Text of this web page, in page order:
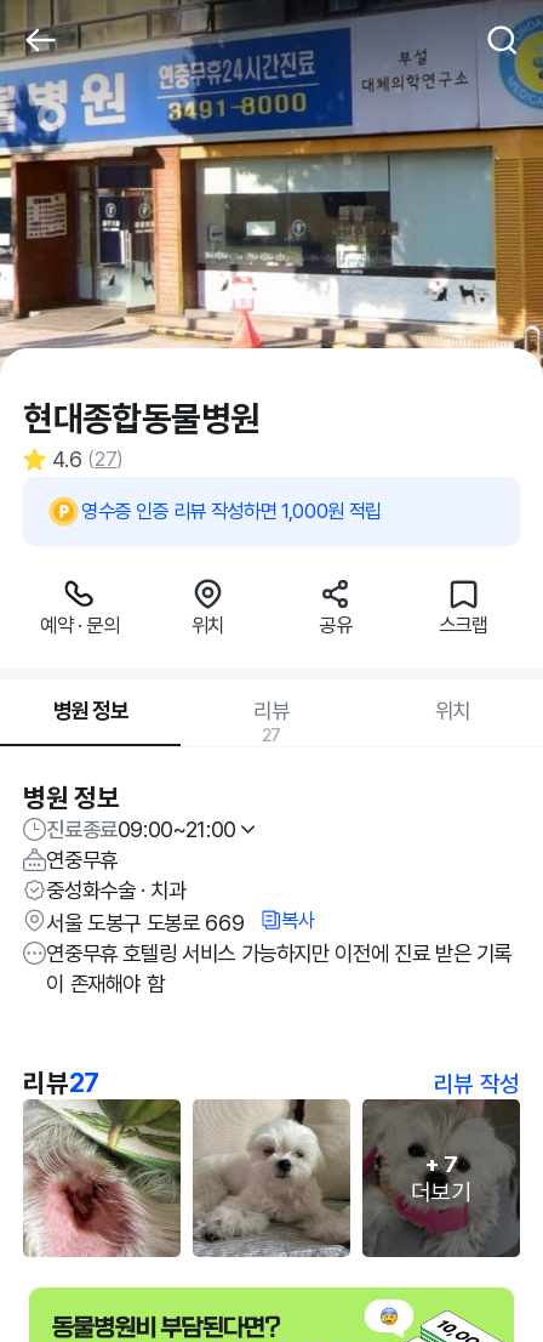
현대종합동물병원
4.6 (27)
영수증 인증 리뷰 작성하면 1,000원 적립
예약 · 문의 위치 공유 스크랩
병원 정보 리뷰
27
위치
병원 정보
진료종료09:00~21:00
연중무휴
중성화수술 · 치과
서울 도봉구 도봉로 669
복사
연중무휴 호텔링 서비스 가능하지만 이전에 진료 받은 기록
이 존재해야 함
리뷰27 리뷰 작성
+7
더보기